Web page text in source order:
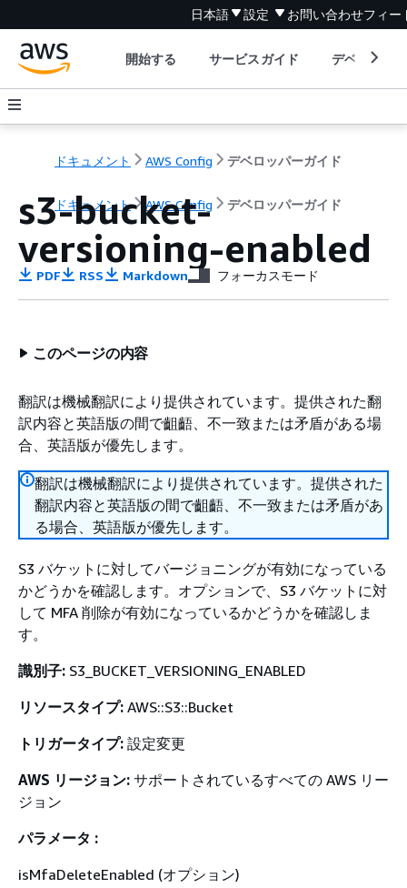
日本語 設定 お問い合わせフィー
開始する サービスガイド デベロッパ
ドキュメント AWS Config デベロッパーガイド
ドキュメント AWS Config デベロッパーガイド
s3-bucket-
versioning-enabled
PDF RSS Markdown フォーカスモード
このページの内容
翻訳は機械翻訳により提供されています。提供された翻
訳内容と英語版の間で齟齬、不一致または矛盾がある場
合、英語版が優先します。
翻訳は機械翻訳により提供されています。提供された
翻訳内容と英語版の間で齟齬、不一致または矛盾があ
る場合、英語版が優先します。
S3 バケットに対してバージョニングが有効になっている
かどうかを確認します。オプションで、S3 バケットに対
して MFA 削除が有効になっているかどうかを確認しま
す。
識別子: S3_BUCKET_VERSIONING_ENABLED
リソースタイプ: AWS::S3::Bucket
トリガータイプ: 設定変更
AWS リージョン: サポートされているすべての AWS リー
ジョン
パラメータ :
isMfaDeleteEnabled (オプション)